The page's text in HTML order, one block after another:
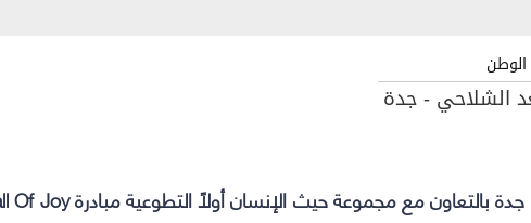
الشلاحي - جدة
جدة